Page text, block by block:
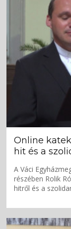
Online
hit és a
A Váci
részében Rolik
hitről és a